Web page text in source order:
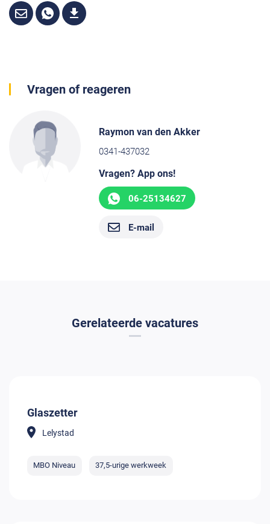
Vragen of reageren
Raymon van den Akker
0341-437032
Vragen? App ons!
06-25134627
E-mail
Gerelateerde vacatures
Glaszetter
Lelystad
MBO Niveau 37,5-urige werkweek